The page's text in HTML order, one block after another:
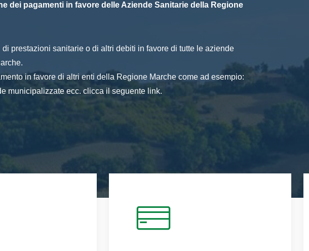
dei pagamenti in favore delle Aziende Sanitarie della Regione
di prestazioni sanitarie o di altri debiti in favore di tutte le aziende
in favore di altri enti della Regione Marche come ad esempio:
municipalizzate ecc. clicca il seguente link.